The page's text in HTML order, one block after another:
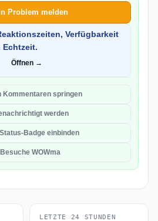
Problem melden
Verfügbarkeit
Echtzeit.
Öffnen →
Kommentaren springen
werden
Badge einbinden
WOWma
LETZTE 24 STUNDEN